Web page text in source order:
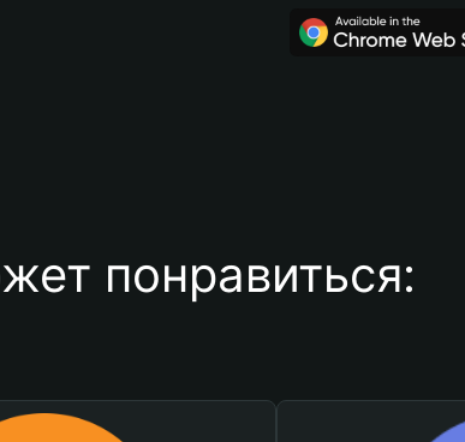
понравиться: